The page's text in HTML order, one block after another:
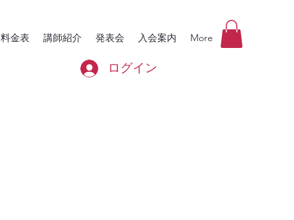
料金表 講師紹介 発表会 入会案内 More
ログイン